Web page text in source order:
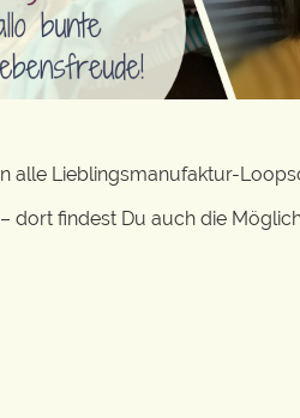
alle Lieblingsmanufaktur-
dort findest Du auch die